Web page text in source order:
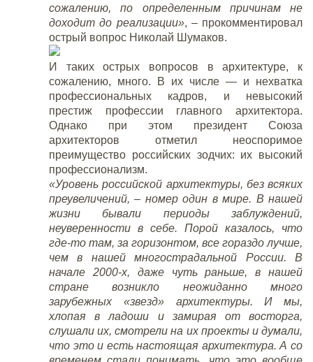
сожалению, по определенным причинам не
доходит до реализации», – прокомментировал
острый вопрос Николай Шумаков.
И таких острых вопросов в архитектуре, к
сожалению, много. В их числе — и нехватка
профессиональных кадров, и невысокий
престиж профессии главного архитектора.
Однако при этом президент Союза
архитекторов отметил неоспоримое
преимущество российских зодчих: их высокий
профессионализм.
«Уровень российской архитектуры, без всяких
преувеличений, – номер один в мире. В нашей
жизни бывали периоды заблуждений,
неуверенности в себе. Порой казалось, что
где-то там, за горизонтом, все гораздо лучше,
чем в нашей многострадальной России. В
начале 2000-х, даже чуть раньше, в нашей
стране возникло неожиданно много
зарубежных «звезд» архитектуры. И мы,
хлопая в ладоши и замирая от восторга,
слушали их, смотрели на их проекты и думали,
что это и есть настоящая архитектура. А со